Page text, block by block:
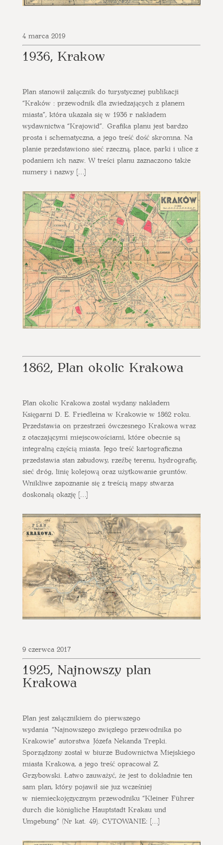
4 marca 2019
1936, Krakow
Plan stanowił załącznik do turystycznej publikacji
“Kraków : przewodnik dla zwiedzających z planem
miasta”, która ukazała się w 1936 r nakładem
wydawnictwa “Krajowid”. Grafika planu jest bardzo
prosta i schematyczna, a jego treść dość skromna. Na
planie przedstawiono sieć rzeczną, place, parki i ulice z
podaniem ich nazw. W treści planu zaznaczono także
numery i nazwy […]
1862, Plan okolic Krakowa
Plan okolic Krakowa został wydany nakładem
Księgarni D. E. Friedleina w Krakowie w 1862 roku.
Przedstawia on przestrzeń ówczesnego Krakowa wraz
z otaczającymi miejscowościami, które obecnie są
integralną częścią miasta. Jego treść kartograficzna
przedstawia stan zabudowy, rzeźbę terenu, hydrografię,
sieć dróg, linię kolejową oraz użytkowanie gruntów.
Wnikliwe zapoznanie się z treścią mapy stwarza
doskonałą okazję […]
9 czerwca 2017
1925, Najnowszy plan
Krakowa
Plan jest załącznikiem do pierwszego
wydania “Najnowszego zwięzłego przewodnika po
Krakowie” autorstwa Józefa Nekanda Trepki.
Sporządzony został w biurze Budownictwa Miejskiego
miasta Krakowa, a jego treść opracował Z.
Grzybowski. Łatwo zauważyć, że jest to dokładnie ten
sam plan, który pojawił sie juz wcześniej
w niemieckojęzycznym przewodniku “Kleiner Führer
durch die königliche Hauptstadt Krakau und
Umgebung“ (Nr kat. 49). CYTOWANIE: […]